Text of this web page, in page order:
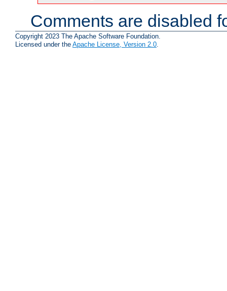
Comments are disabled
Copyright 2023 The Apache Software Foundation.
Licensed under the Apache License, Version 2.0.